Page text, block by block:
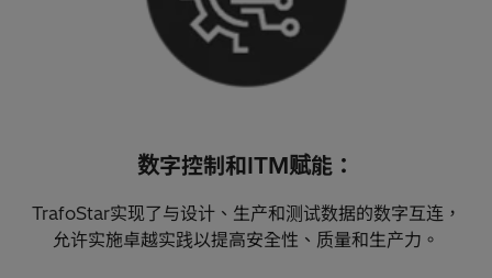
数字控制和ITM赋能：
TrafoStar实现了与设计、生产和测试数据的数字互连，
允许实施卓越实践以提高安全性、质量和生产力。